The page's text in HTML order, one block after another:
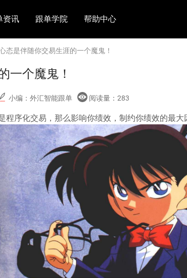
资讯 跟单学院 帮助中心
态是伴随你交易生涯的一个魔鬼！
一个魔鬼！
小编：外汇智能跟单 阅读量： 283
程序化交易，那么影响你绩效，制约你绩效的最大